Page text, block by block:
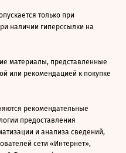
только при
наличии гиперссылки на
материалы, представленные
или рекомендацией к покупке
рекомендательные
предоставления
и анализа сведений,
сети «Интернет»,